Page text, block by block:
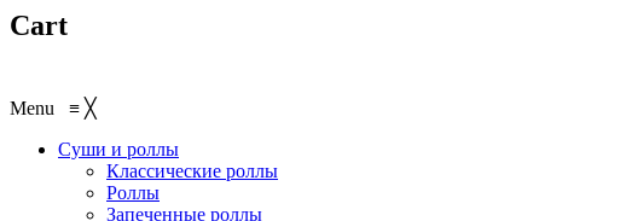
Cart
Menu ≡ ╳
Суши и роллы
Классические роллы
Роллы
Запеченные роллы